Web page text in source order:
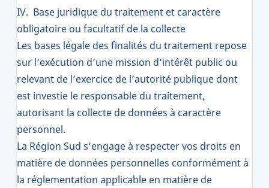
IV. Base juridique du traitement et caractère
obligatoire ou facultatif de la collecte
Les bases légale des finalités du traitement repose
sur l’exécution d’une mission d’intérêt public ou
relevant de l’exercice de l’autorité publique dont
est investie le responsable du traitement,
autorisant la collecte de données à caractère
personnel.
La Région Sud s’engage à respecter vos droits en
matière de données personnelles conformément à
la réglementation applicable en matière de